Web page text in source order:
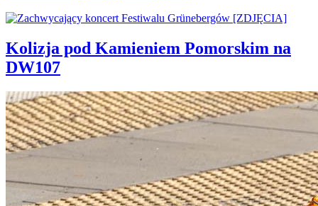
Kolizja pod Kamieniem Pomorskim na
DW107